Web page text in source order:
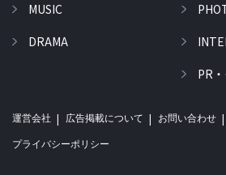
MUSIC
DRAMA
PR
運営会社 広告掲載について お問い合わせ
プライバシーポリシー